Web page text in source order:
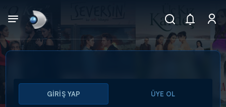
Arama
GİRİŞ YAP ÜYE OL